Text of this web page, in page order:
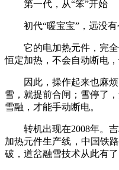
第一代，从“笨”开始
初代“暖宝宝”，远没有
它的电加热元件，完全
恒定加热，不会自动断电，
因此，操作起来也麻烦
雪，就提前合闸；雪停了
雪融，才能手动断电。
转机出现在2008年。吉
加热元件生产线，中国铁
破，道岔融雪技术从此有了